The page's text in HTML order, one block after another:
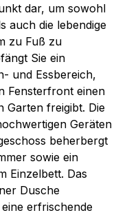
dar, um sowohl
auch die lebendige
zu Fuß zu
Sie ein
und Essbereich,
Fensterfront einen
Garten freigibt. Die
Geräten
beherbergt
sowie ein
Einzelbett. Das
Dusche
erfrischende